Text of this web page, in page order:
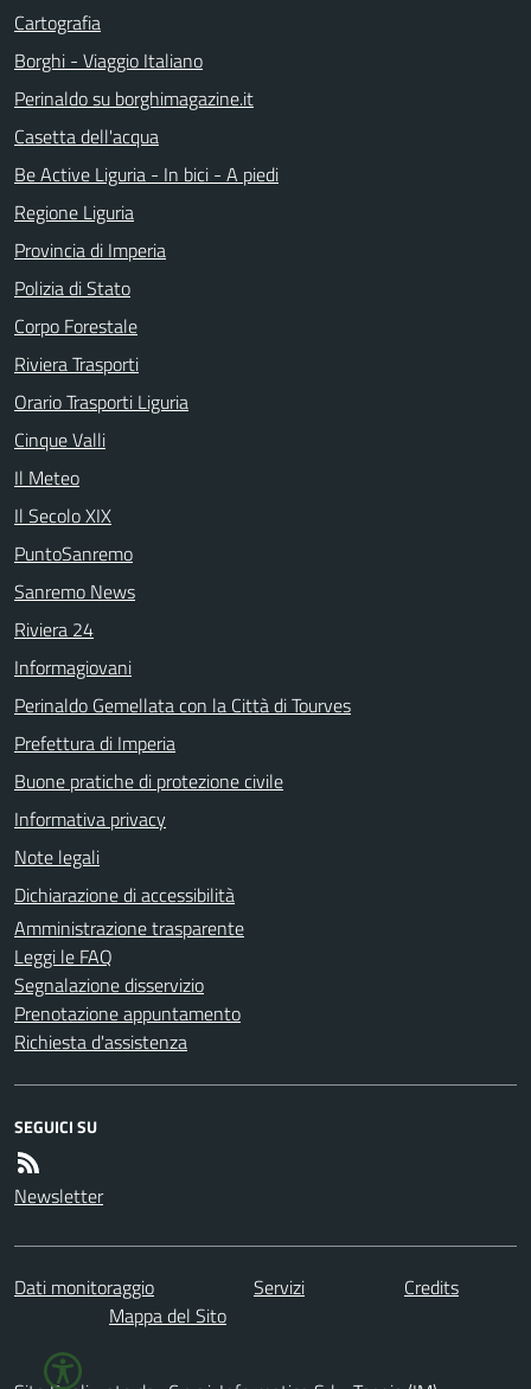
Cartografia
Borghi - Viaggio Italiano
Perinaldo su borghimagazine.it
Casetta dell'acqua
Be Active Liguria - In bici - A piedi
Regione Liguria
Provincia di Imperia
Polizia di Stato
Corpo Forestale
Riviera Trasporti
Orario Trasporti Liguria
Cinque Valli
Il Meteo
Il Secolo XIX
PuntoSanremo
Sanremo News
Riviera 24
Informagiovani
Perinaldo Gemellata con la Città di Tourves
Prefettura di Imperia
Buone pratiche di protezione civile
Informativa privacy
Note legali
Dichiarazione di accessibilità
Amministrazione trasparente
Leggi le FAQ
Segnalazione disservizio
Prenotazione appuntamento
Richiesta d'assistenza
SEGUICI SU
Newsletter
Dati monitoraggio Servizi
Credits
Mappa del Sito